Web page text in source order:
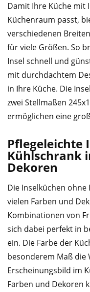
Damit Ihre Küche mit
Küchenraum passt,
verschiedenen
für viele Größen. So
Insel schnell und
mit durchdachtem
in Ihre Küche. Die
zwei Stellmaßen
ermöglichen eine
Pflegeleichte
Kühlschrank
Dekoren
Die Inselküchen
vielen Farben und
Kombinationen von
sich dabei perfekt in
ein. Die Farbe der
besonderem Maß die
Erscheinungsbild im
Farben und Dekoren